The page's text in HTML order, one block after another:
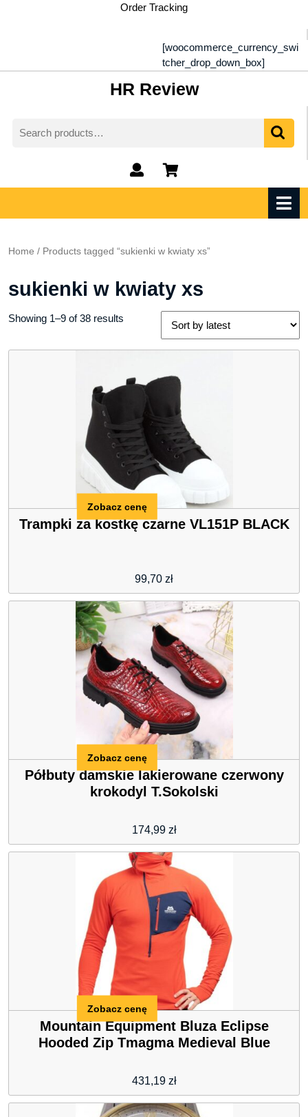
Order Tracking
[woocommerce_currency_swi
tcher_drop_down_box]
HR Review
for:
My
Account
shopping
cart
Home / Products tagged “sukienki w kwiaty xs”
sukienki w kwiaty xs
Showing 1–9 of 38 results
Trampki za kostkę czarne VL151P BLACK
99,70 zł
Zobacz cenę
Półbuty damskie lakierowane czerwony
krokodyl T.Sokolski
174,99 zł
Zobacz cenę
Mountain Equipment Bluza Eclipse
Hooded Zip Tmagma Medieval Blue
431,19 zł
Zobacz cenę